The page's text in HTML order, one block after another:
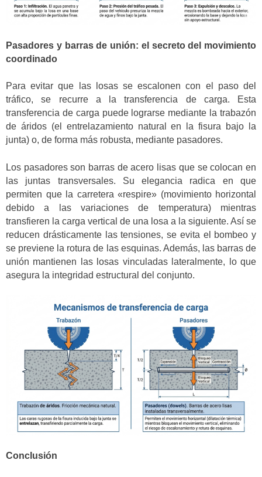
Pasadores y barras de unión: el secreto del movimiento
coordinado
Para evitar que las losas se escalonen con el paso del
tráfico, se recurre a la transferencia de carga. Esta
transferencia de carga puede lograrse mediante la trabazón
de áridos (el entrelazamiento natural en la fisura bajo la
junta) o, de forma más robusta, mediante pasadores.
Los pasadores son barras de acero lisas que se colocan en
las juntas transversales. Su elegancia radica en que
permiten que la carretera «respire» (movimiento horizontal
debido a las variaciones de temperatura) mientras
transfieren la carga vertical de una losa a la siguiente. Así se
reducen drásticamente las tensiones, se evita el bombeo y
se previene la rotura de las esquinas. Además, las barras de
unión mantienen las losas vinculadas lateralmente, lo que
asegura la integridad estructural del conjunto.
Conclusión